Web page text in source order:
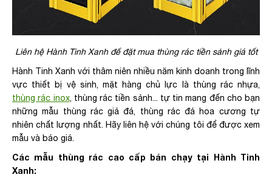
Liên hệ Hành Tinh Xanh để đặt mua thùng rác tiền sảnh giá tốt
Hành Tinh Xanh với thâm niên nhiều năm kinh doanh trong lĩnh
vực thiết bị vệ sinh, mặt hàng chủ lực là thùng rác nhựa,
thùng rác inox, thùng rác tiền sảnh... tự tin mang đến cho bạn
những mẫu thùng rác giả đá, thùng rác đá hoa cương tự
nhiên chất lượng nhất. Hãy liên hệ với chúng tôi để được xem
mẫu và báo giá.
Các mẫu thùng rác cao cấp bán chạy tại Hành Tinh
Xanh: